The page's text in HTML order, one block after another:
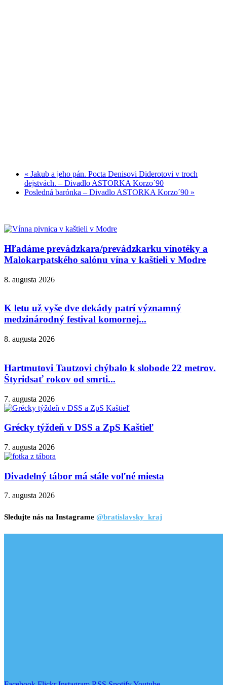
« Jakub a jeho pán. Pocta Denisovi Diderotovi v troch
dejstvách. – Divadlo ASTORKA Korzo´90
Posledná barónka – Divadlo ASTORKA Korzo´90 »
Hľadáme prevádzkara/prevádzkarku vínotéky a
Malokarpatského salónu vína v kaštieli v Modre
8. augusta 2026
K letu už vyše dve dekády patrí významný
medzinárodný festival komornej...
8. augusta 2026
Hartmutovi Tautzovi chýbalo k slobode 22 metrov.
Štyridsať rokov od smrti...
7. augusta 2026
Grécky týždeň v DSS a ZpS Kaštieľ
7. augusta 2026
Divadelný tábor má stále voľné miesta
7. augusta 2026
Sledujte nás na Instagrame @bratislavsky_kraj